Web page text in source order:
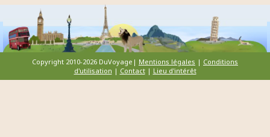
Copyright 2010-2026 DuVoyage| Mentions légales | Conditions
d'utilisation | Contact| Lieu d'intérêt